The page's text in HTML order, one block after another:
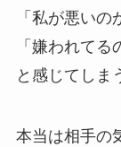
「私が悪いの
「嫌われてる
と感じてしま
本当は相手の